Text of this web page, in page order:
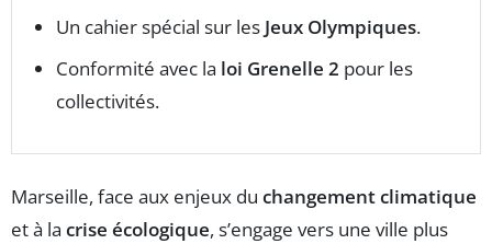
Un cahier spécial sur les Jeux Olympiques.
Conformité avec la loi Grenelle 2 pour les
collectivités.
Marseille, face aux enjeux du changement climatique
et à la crise écologique, s’engage vers une ville plus